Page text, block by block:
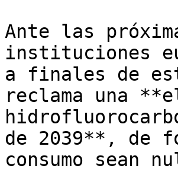
Ante las
instituciones
a finales de
reclama una
de 2039**, de
consumo sean